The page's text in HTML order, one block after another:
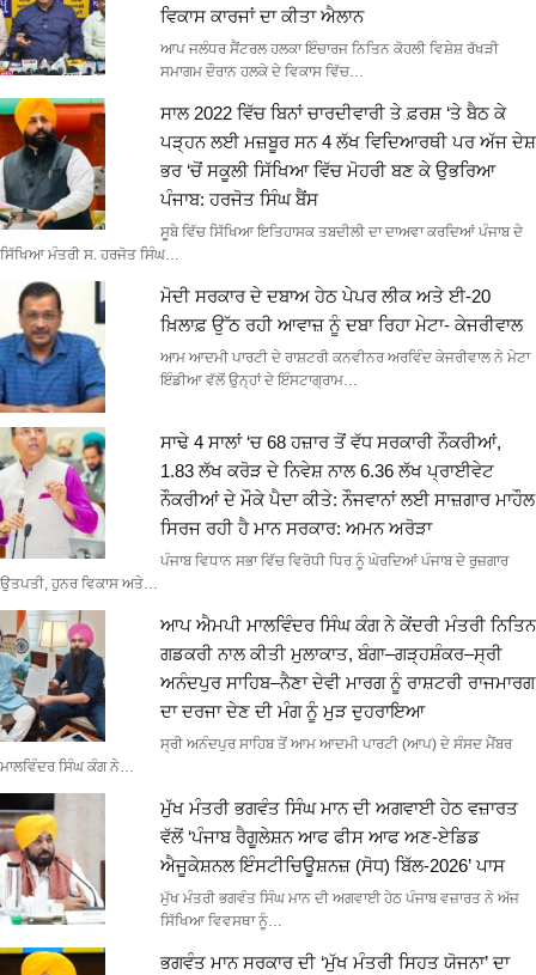
ਵਿਕਾਸ ਕਾਰਜਾਂ ਦਾ ਕੀਤਾ ਐਲਾਨ
ਆਪ ਜਲੰਧਰ ਸੈਂਟਰਲ ਹਲਕਾ ਇੰਚਾਰਜ ਨਿਤਿਨ ਕੋਹਲੀ ਵਿਸ਼ੇਸ਼ ਰੱਖੜੀ
ਸਮਾਗਮ ਦੌਰਾਨ ਹਲਕੇ ਦੇ ਵਿਕਾਸ ਵਿੱਚ…
ਸਾਲ 2022 ਵਿੱਚ ਬਿਨਾਂ ਚਾਰਦੀਵਾਰੀ ਤੇ ਫ਼ਰਸ਼ ‘ਤੇ ਬੈਠ ਕੇ
ਪੜ੍ਹਨ ਲਈ ਮਜ਼ਬੂਰ ਸਨ 4 ਲੱਖ ਵਿਦਿਆਰਥੀ ਪਰ ਅੱਜ ਦੇਸ਼
ਭਰ ‘ਚੋਂ ਸਕੂਲੀ ਸਿੱਖਿਆ ਵਿੱਚ ਮੋਹਰੀ ਬਣ ਕੇ ਉਭਰਿਆ
ਪੰਜਾਬ: ਹਰਜੋਤ ਸਿੰਘ ਬੈਂਸ
ਸੂਬੇ ਵਿੱਚ ਸਿੱਖਿਆ ਇਤਿਹਾਸਕ ਤਬਦੀਲੀ ਦਾ ਦਾਅਵਾ ਕਰਦਿਆਂ ਪੰਜਾਬ ਦੇ
ਸਿੱਖਿਆ ਮੰਤਰੀ ਸ. ਹਰਜੋਤ ਸਿੰਘ…
ਮੋਦੀ ਸਰਕਾਰ ਦੇ ਦਬਾਅ ਹੇਠ ਪੇਪਰ ਲੀਕ ਅਤੇ ਈ-20
ਖ਼ਿਲਾਫ਼ ਉੱਠ ਰਹੀ ਆਵਾਜ਼ ਨੂੰ ਦਬਾ ਰਿਹਾ ਮੇਟਾ- ਕੇਜਰੀਵਾਲ
ਆਮ ਆਦਮੀ ਪਾਰਟੀ ਦੇ ਰਾਸ਼ਟਰੀ ਕਨਵੀਨਰ ਅਰਵਿੰਦ ਕੇਜਰੀਵਾਲ ਨੇ ਮੇਟਾ
ਇੰਡੀਆ ਵੱਲੋਂ ਉਨ੍ਹਾਂ ਦੇ ਇੰਸਟਾਗ੍ਰਾਮ…
ਸਾਢੇ 4 ਸਾਲਾਂ ‘ਚ 68 ਹਜ਼ਾਰ ਤੋਂ ਵੱਧ ਸਰਕਾਰੀ ਨੌਕਰੀਆਂ,
1.83 ਲੱਖ ਕਰੋੜ ਦੇ ਨਿਵੇਸ਼ ਨਾਲ 6.36 ਲੱਖ ਪ੍ਰਾਈਵੇਟ
ਨੌਕਰੀਆਂ ਦੇ ਮੌਕੇ ਪੈਦਾ ਕੀਤੇ: ਨੌਜਵਾਨਾਂ ਲਈ ਸਾਜ਼ਗਾਰ ਮਾਹੌਲ
ਸਿਰਜ ਰਹੀ ਹੈ ਮਾਨ ਸਰਕਾਰ: ਅਮਨ ਅਰੋੜਾ
ਪੰਜਾਬ ਵਿਧਾਨ ਸਭਾ ਵਿੱਚ ਵਿਰੋਧੀ ਧਿਰ ਨੂੰ ਘੇਰਦਿਆਂ ਪੰਜਾਬ ਦੇ ਰੁਜ਼ਗਾਰ
ਉਤਪਤੀ, ਹੁਨਰ ਵਿਕਾਸ ਅਤੇ…
ਆਪ ਐਮਪੀ ਮਾਲਵਿੰਦਰ ਸਿੰਘ ਕੰਗ ਨੇ ਕੇਂਦਰੀ ਮੰਤਰੀ ਨਿਤਿਨ
ਗਡਕਰੀ ਨਾਲ ਕੀਤੀ ਮੁਲਾਕਾਤ, ਬੰਗਾ–ਗੜ੍ਹਸ਼ੰਕਰ–ਸ੍ਰੀ
ਅਨੰਦਪੁਰ ਸਾਹਿਬ–ਨੈਣਾ ਦੇਵੀ ਮਾਰਗ ਨੂੰ ਰਾਸ਼ਟਰੀ ਰਾਜਮਾਰਗ
ਦਾ ਦਰਜਾ ਦੇਣ ਦੀ ਮੰਗ ਨੂੰ ਮੁੜ ਦੁਹਰਾਇਆ
ਸ੍ਰੀ ਅਨੰਦਪੁਰ ਸਾਹਿਬ ਤੋਂ ਆਮ ਆਦਮੀ ਪਾਰਟੀ (ਆਪ) ਦੇ ਸੰਸਦ ਮੈਂਬਰ
ਮਾਲਵਿੰਦਰ ਸਿੰਘ ਕੰਗ ਨੇ…
ਮੁੱਖ ਮੰਤਰੀ ਭਗਵੰਤ ਸਿੰਘ ਮਾਨ ਦੀ ਅਗਵਾਈ ਹੇਠ ਵਜ਼ਾਰਤ
ਵੱਲੋਂ ‘ਪੰਜਾਬ ਰੈਗੂਲੇਸ਼ਨ ਆਫ ਫੀਸ ਆਫ ਅਣ-ਏਡਿਡ
ਐਜੂਕੇਸ਼ਨਲ ਇੰਸਟੀਚਿਊਸ਼ਨਜ਼ (ਸੋਧ) ਬਿੱਲ-2026’ ਪਾਸ
ਮੁੱਖ ਮੰਤਰੀ ਭਗਵੰਤ ਸਿੰਘ ਮਾਨ ਦੀ ਅਗਵਾਈ ਹੇਠ ਪੰਜਾਬ ਵਜ਼ਾਰਤ ਨੇ ਅੱਜ
ਸਿੱਖਿਆ ਵਿਵਸਥਾ ਨੂੰ…
ਭਗਵੰਤ ਮਾਨ ਸਰਕਾਰ ਦੀ ‘ਮੁੱਖ ਮੰਤਰੀ ਸਿਹਤ ਯੋਜਨਾ’ ਦਾ